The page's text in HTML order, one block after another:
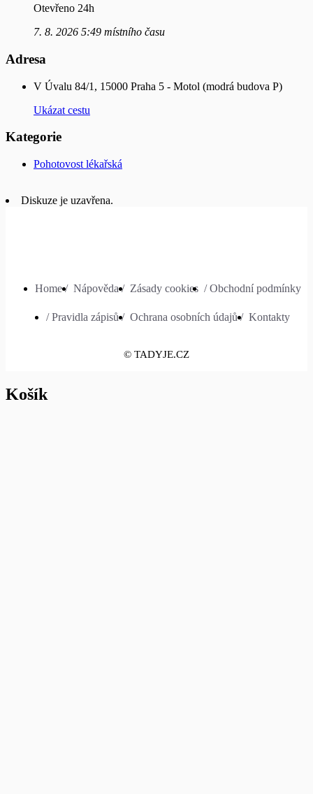
Otevřeno 24h
7. 8. 2026 5:49 místního času
Adresa
V Úvalu 84/1, 15000 Praha 5 - Motol (modrá budova P)
Ukázat cestu
Kategorie
Pohotovost lékařská
Diskuze je uzavřena.
Home / Nápověda / Zásady cookies / Obchodní podmínky
/ Pravidla zápisů / Ochrana osobních údajů / Kontakty
© TADYJE.CZ
Košík